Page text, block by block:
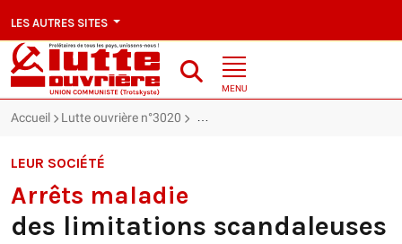
LES AUTRES SITES
MENU
Accueil Lutte ouvrière n°3020 Arrêts maladie : des limitations
LEUR SOCIÉTÉ
Arrêts maladie
des limitations scandaleuses